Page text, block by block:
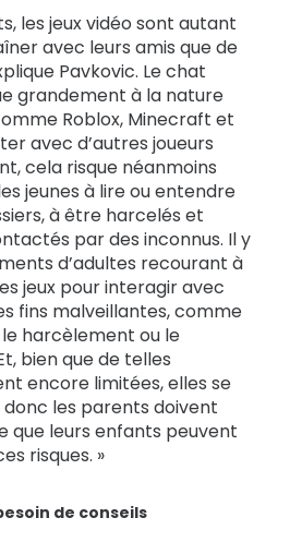
les jeux vidéo sont autant
avec leurs amis que de
Pavkovic. Le chat
grandement à la nature
Roblox, Minecraft et
avec d’autres joueurs
cela risque néanmoins
jeunes à lire ou entendre
à être harcelés et
par des inconnus. Il y
d’adultes recourant à
jeux pour interagir avec
fins malveillantes, comme
harcèlement ou le
bien que de telles
encore limitées, elles se
les parents doivent
que leurs enfants peuvent
risques. »
de conseils